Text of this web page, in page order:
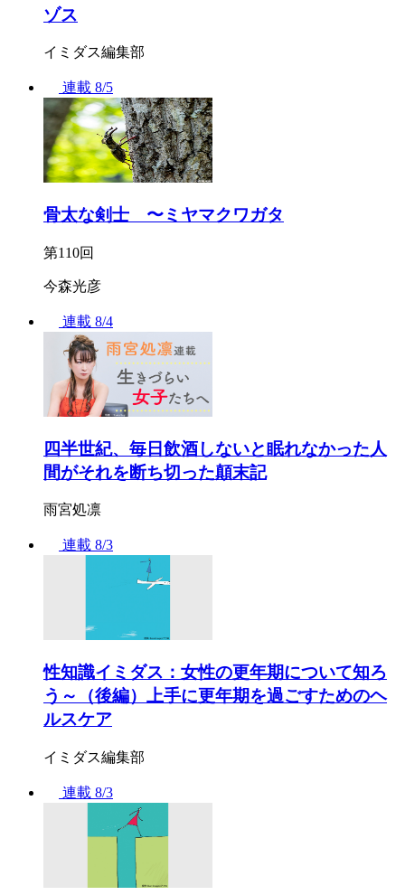
ゾス
イミダス編集部
連載 8/5
骨太な剣士 〜ミヤマクワガタ
第110回
今森光彦
連載 8/4
四半世紀、毎日飲酒しないと眠れなかった人
間がそれを断ち切った顛末記
雨宮処凛
連載 8/3
性知識イミダス：女性の更年期について知ろ
う～（後編）上手に更年期を過ごすためのヘ
ルスケア
イミダス編集部
連載 8/3